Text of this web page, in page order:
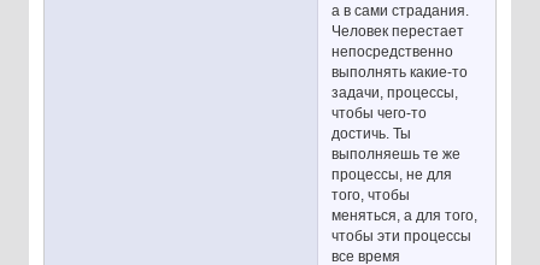
а в сами страдания.
Человек перестает
непосредственно
выполнять какие-то
задачи, процессы,
чтобы чего-то
достичь. Ты
выполняешь те же
процессы, не для
того, чтобы
меняться, а для того,
чтобы эти процессы
все время